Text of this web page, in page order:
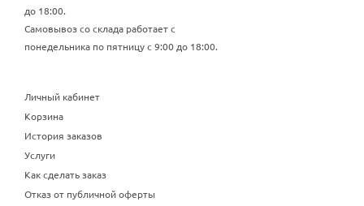
до 18:00.
Самовывоз со склада работает с
понедельника по пятницу с 9:00 до 18:00.
Личный кабинет
Корзина
История заказов
Услуги
Как сделать заказ
Отказ от публичной оферты